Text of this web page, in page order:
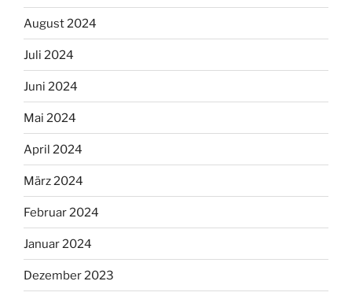
August 2024
Juli 2024
Juni 2024
Mai 2024
April 2024
März 2024
Februar 2024
Januar 2024
Dezember 2023